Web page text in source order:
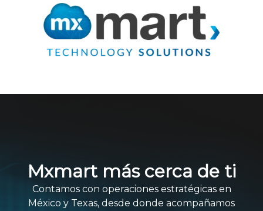
Mxmart más cerca de ti
Contamos con operaciones estratégicas en
México y Texas, desde donde acompañamos